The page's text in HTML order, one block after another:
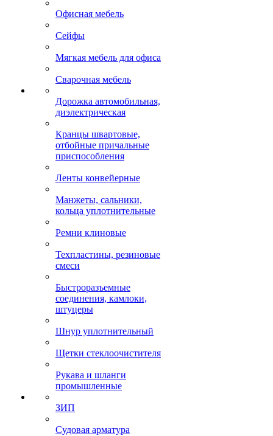
Офисная мебель
Сейфы
Мягкая мебель для офиса
Сварочная мебель
Дорожка автомобильная,
диэлектрическая
Кранцы швартовые,
отбойные причальные
приспособления
Ленты конвейерные
Манжеты, сальники,
кольца уплотнительные
Ремни клиновые
Техпластины, резиновые
смеси
Быстроразъемные
соединения, камлоки,
штуцеры
Шнур уплотнительный
Щетки стеклоочистителя
Рукава и шланги
промышленные
ЗИП
Судовая арматура